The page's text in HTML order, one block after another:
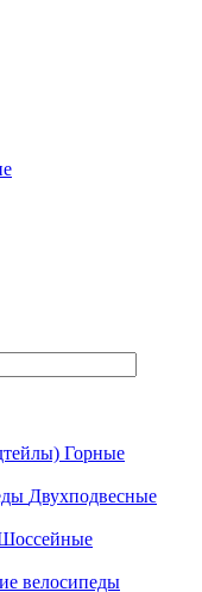
Горные
Двухподвесные